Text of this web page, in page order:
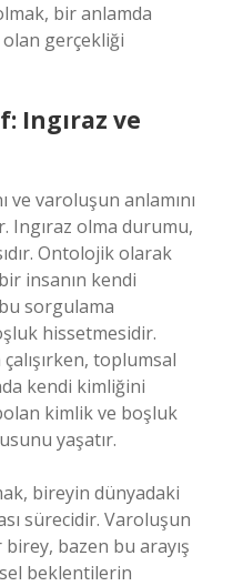
bir anlamda
gerçekliği
Ingıraz ve
ve varoluşun anlamını
Ingıraz olma durumu,
Ontolojik olarak
insanın kendi
sorgulama
hissetmesidir.
toplumsal
kendi kimliğini
kimlik ve boşluk
yaşatır.
bireyin dünyadaki
sürecidir. Varoluşun
birey, bazen bu arayış
beklentilerin